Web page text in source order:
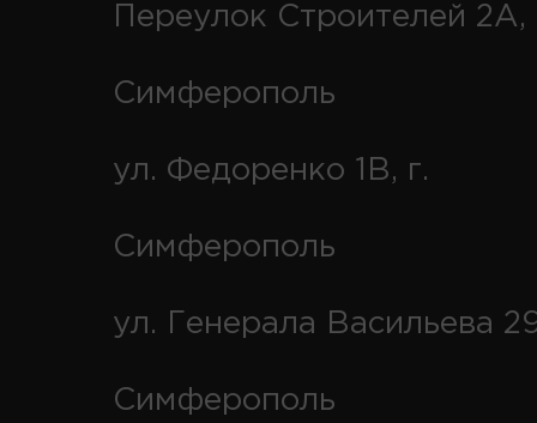
Переулок Строителей 2А,
Симферополь
ул. Федоренко 1В, г.
Симферополь
ул. Генерала Васильева
Симферополь